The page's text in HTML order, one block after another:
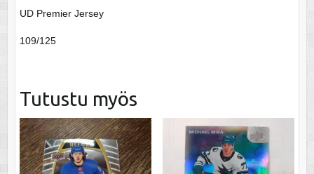
UD Premier Jersey
109/125
Tutustu myös